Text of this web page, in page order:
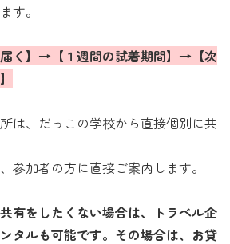
す。
く】→【１週間の試着期間】→【次
は、だっこの学校から直接個別に共
参加者の方に直接ご案内します。
有をしたくない場合は、トラベル企
タルも可能です。その場合は、お貸